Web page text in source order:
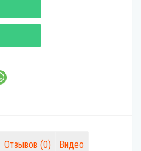
Отзывов (0) Видео